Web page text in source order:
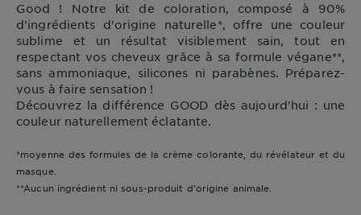
Good ! Notre kit de coloration, composé à 90%
d'ingrédients d'origine naturelle*, offre une couleur
sublime et un résultat visiblement sain, tout en
respectant vos cheveux grâce à sa formule végane**,
sans ammoniaque, silicones ni parabènes. Préparez-
vous à faire sensation !
Découvrez la différence GOOD dès aujourd'hui : une
couleur naturellement éclatante.
*moyenne des formules de la crème colorante, du révélateur et du
masque.
**Aucun ingrédient ni sous-produit d'origine animale.